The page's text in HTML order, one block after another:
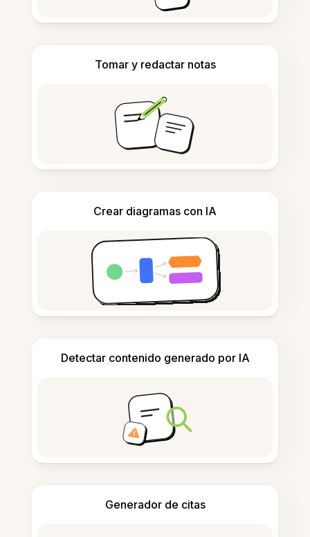
Tomar y redactar notas
Crear diagramas con IA
Detectar contenido generado por IA
Generador de citas